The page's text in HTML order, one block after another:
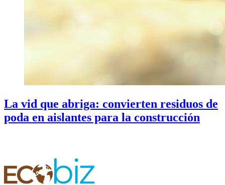
La vid que abriga: convierten residuos de
poda en aislantes para la construcción